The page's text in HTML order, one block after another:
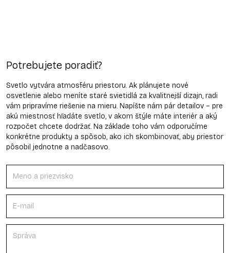
Potrebujete poradiť?
Svetlo vytvára atmosféru priestoru. Ak plánujete nové
osvetlenie alebo meníte staré svietidlá za kvalitnejší dizajn, radi
vám pripravíme riešenie na mieru. Napíšte nám pár detailov – pre
akú miestnosť hľadáte svetlo, v akom štýle máte interiér a aký
rozpočet chcete dodržať. Na základe toho vám odporučíme
konkrétne produkty a spôsob, ako ich skombinovať, aby priestor
pôsobil jednotne a nadčasovo.